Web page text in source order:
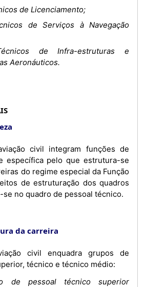
de Licenciamento;
de Serviços à Navegação
de Infra-estruturas e
Aeronáuticos.
civil integram funções de
específica pelo que estrutura-se
do regime especial da Função
de estruturação dos quadros
no quadro de pessoal técnico.
da carreira
civil enquadra grupos de
técnico e técnico médio:
de pessoal técnico superior